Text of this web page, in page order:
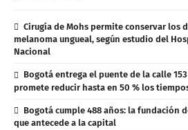
Cirugía de Mohs permite conservar los
melanoma ungueal, según estudio del
Nacional
Bogotá entrega el puente de la calle
promete reducir hasta en 50 % los
Bogotá cumple 488 años: la fundación
que antecede a la capital